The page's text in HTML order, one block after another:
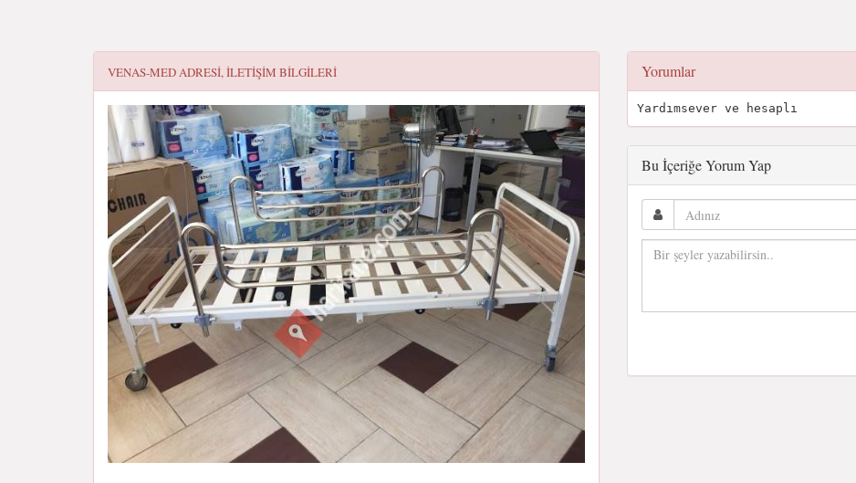
VENAS-MEDADRESI, ILETIŞIM BILGILERI Yorumlar
Yardımsever ve hesaplı
Bu İçeriğe Yorum Yap